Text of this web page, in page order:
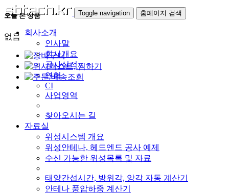
Toggle navigation 홈페이지 검색
회사소개
인사말
회사개요
공사실적
연혁
CI
사업영역
찾아오시는 길
자료실
위성시스템 개요
위성안테나, 헤드엔드 공사 예제
수신 가능한 위성목록 및 자료
태양간섭시간, 방위각, 앙각 자동 계산기
안테나 풍압하중 계산기
오늘 본 상품
없음